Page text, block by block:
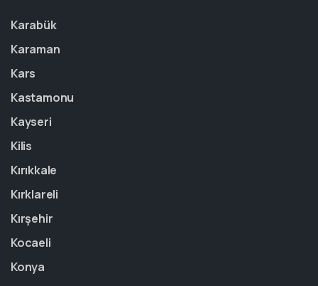
Karabük
Karaman
Kars
Kastamonu
Kayseri
Kilis
Kırıkkale
Kırklareli
Kırşehir
Kocaeli
Konya